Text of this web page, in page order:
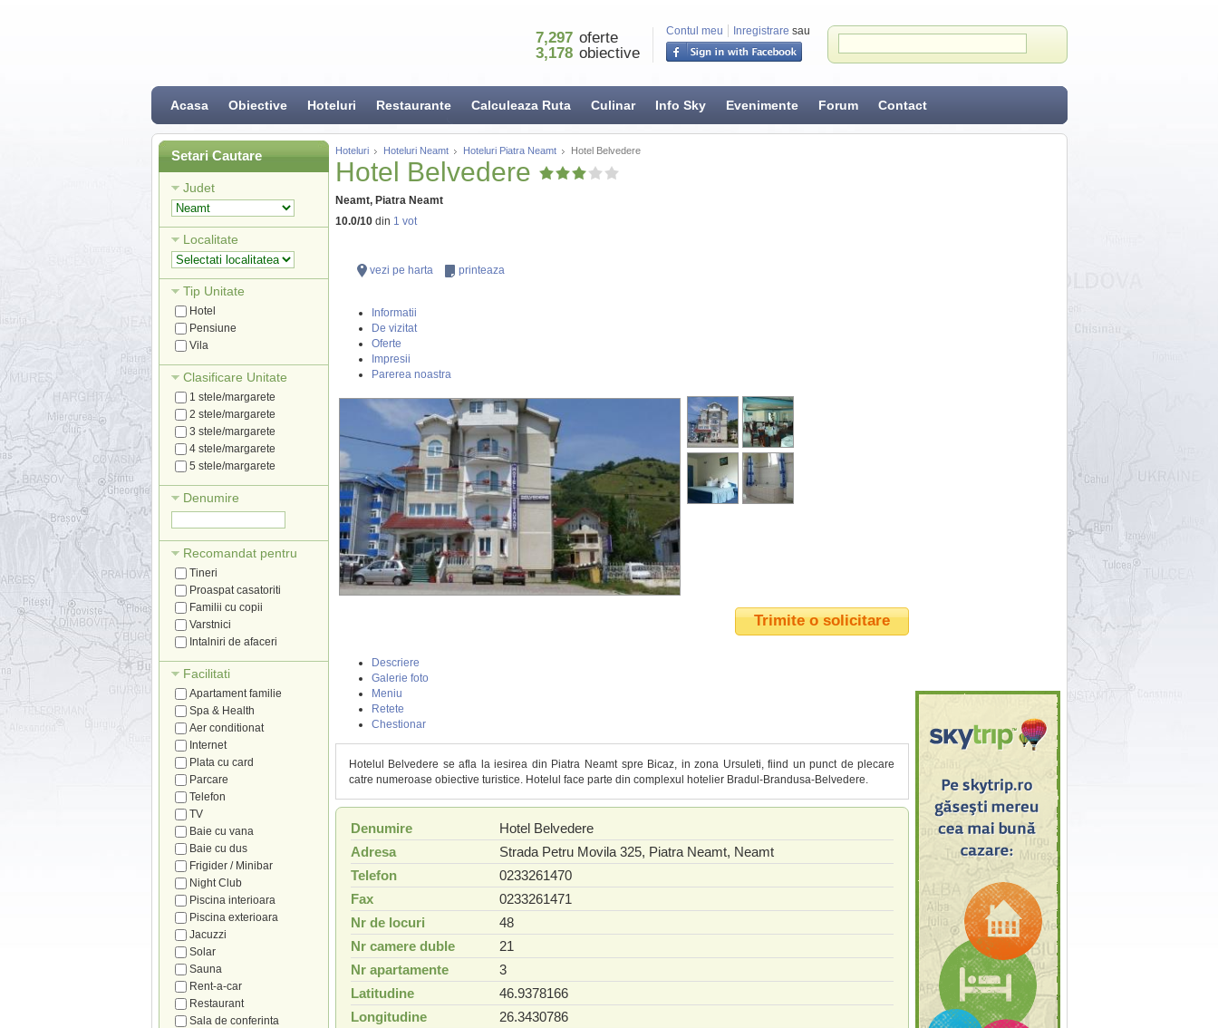
Contul meu Inregistrare sau
7,297 oferte
3,178 obiective
Acasa Obiective Hoteluri Restaurante Calculeaza Ruta Culinar Info Sky Evenimente Forum Contact
Setari Cautare
Judet
Localitate
Tip Unitate
Hotel
Pensiune
Vila
Clasificare Unitate
1 stele/margarete
2 stele/margarete
3 stele/margarete
4 stele/margarete
5 stele/margarete
Denumire
Recomandat pentru
Tineri
Proaspat casatoriti
Familii cu copii
Varstnici
Intalniri de afaceri
Facilitati
Apartament familie
Spa & Health
Aer conditionat
Internet
Plata cu card
Parcare
Telefon
TV
Baie cu vana
Baie cu dus
Frigider / Minibar
Night Club
Piscina interioara
Piscina exterioara
Jacuzzi
Solar
Sauna
Rent-a-car
Restaurant
Sala de conferinta
Hoteluri Hoteluri Neamt Hoteluri Piatra Neamt Hotel Belvedere
Hotel Belvedere
Neamt, Piatra Neamt
10.0/10din 1 vot
vezi pe harta printeaza
Informatii
De vizitat
Oferte
Impresii
Parerea noastra
Trimite o solicitare
Descriere
Galerie foto
Meniu
Retete
Chestionar
Hotelul Belvedere se afla la iesirea din Piatra Neamt spre Bicaz, in zona Ursuleti, fiind un punct de plecare
catre numeroase obiective turistice. Hotelul face parte din complexul hotelier Bradul-Brandusa-Belvedere.
Denumire
Hotel Belvedere
Adresa
Strada Petru Movila 325, Piatra Neamt, Neamt
Telefon
0233261470
Fax
0233261471
Nr de locuri
48
Nr camere duble
21
Nr apartamente
3
Latitudine
46.9378166
Longitudine
26.3430786